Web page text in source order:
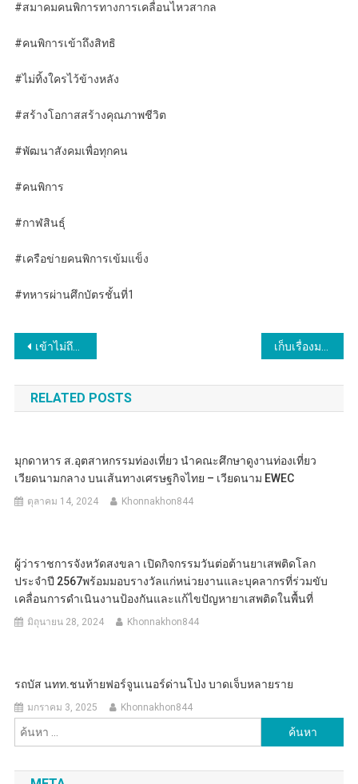
#สมาคมคนพิการทางการเคลื่อนไหวสากล
#คนพิการเข้าถึงสิทธิ
#ไม่ทิ้งใครไว้ข้างหลัง
#สร้างโอกาสสร้างคุณภาพชีวิต
#พัฒนาสังคมเพื่อทุกคน
#คนพิการ
#กาฬสินธุ์
#เครือข่ายคนพิการเข้มแข็ง
#ทหารผ่านศึกบัตรชั้นที่1
แนะแนว
เรื่อง
เข้าไม่ถึงสัญญานสื่อสาร
RELATED POSTS
มุกดาหาร ส.อุตสาหกรรมท่องเที่ยว นำคณะศึกษาดูงานท่องเที่ยว
เวียดนามกลาง บนเส้นทางเศรษฐกิจไทย – เวียดนาม EWEC
ตุลาคม 14, 2024 Khonnakhon844
ผู้ว่าราชการจังหวัดสงขลา เปิดกิจกรรมวันต่อต้านยาเสพติดโลก
ประจำปี 2567พร้อมมอบรางวัลแก่หน่วยงานและบุคลากรที่ร่วมขับ
เคลื่อนการดำเนินงานป้องกันและแก้ไขปัญหายาเสพติดในพื้นที่
มิถุนายน 28, 2024 Khonnakhon844
รถบัส นทท.ชนท้ายฟอร์จูนเนอร์ด่านโป่ง บาดเจ็บหลายราย
มกราคม 3, 2025 Khonnakhon844
สำหรับ: